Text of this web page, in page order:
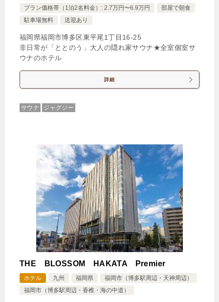
プラン価格帯（1泊2名料金）: 2.7万円〜6.9万円
部屋で朝食
駐車場無料
送迎あり
福岡県福岡市博多区東平尾1丁目16‐25
非日常が「ととのう」大人の隠れ家サウナ★全室個室サ
ウナのホテル
詳細
サウナ ジャグジー
THE BLOSSOM HAKATA Premier
ホテル 九州 福岡県
福岡市（博多駅周辺・天神周辺）
福岡市（博多駅周辺・香椎・海の中道）